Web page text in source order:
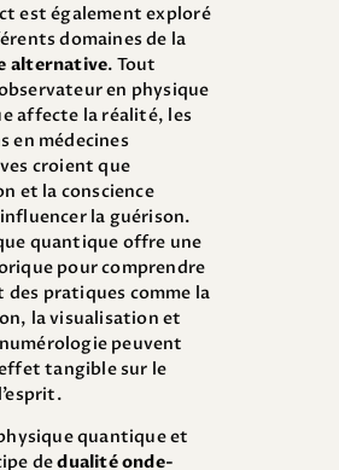
est également exploré
domaines de la
alternative. Tout
en physique
affecte la réalité, les
en médecines
croient que
et la conscience
la guérison.
quantique offre une
pour comprendre
des pratiques comme la
la visualisation et
peuvent
tangible sur le
quantique et
dedualité onde-